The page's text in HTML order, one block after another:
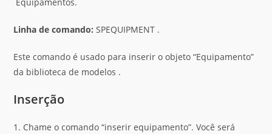
Linha de comando:SPEQUIPMENT .
Este comando é usado para inserir o objeto “Equipamento”
da biblioteca de modelos .
Inserção
1. Chame o comando “inserir equipamento”. Você será